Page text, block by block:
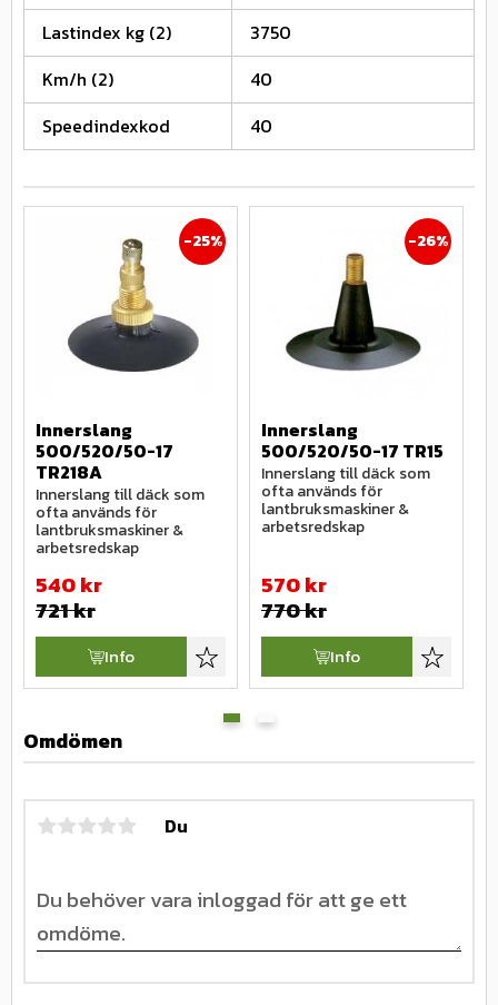
Lastindex kg (2)
3750
Km/h (2)
40
Speedindexkod
40
Innerslang
500/520/50-17
TR218A
Innerslang till däck som
ofta används för
lantbruksmaskiner &
arbetsredskap
540kr
721kr
25%
Lägg till i favoriter
Info
Innerslang
500/520/50-17 TR15
Innerslang till däck som
ofta används för
lantbruksmaskiner &
arbetsredskap
570kr
770kr
26%
Lägg till
Info
Omdömen
Du